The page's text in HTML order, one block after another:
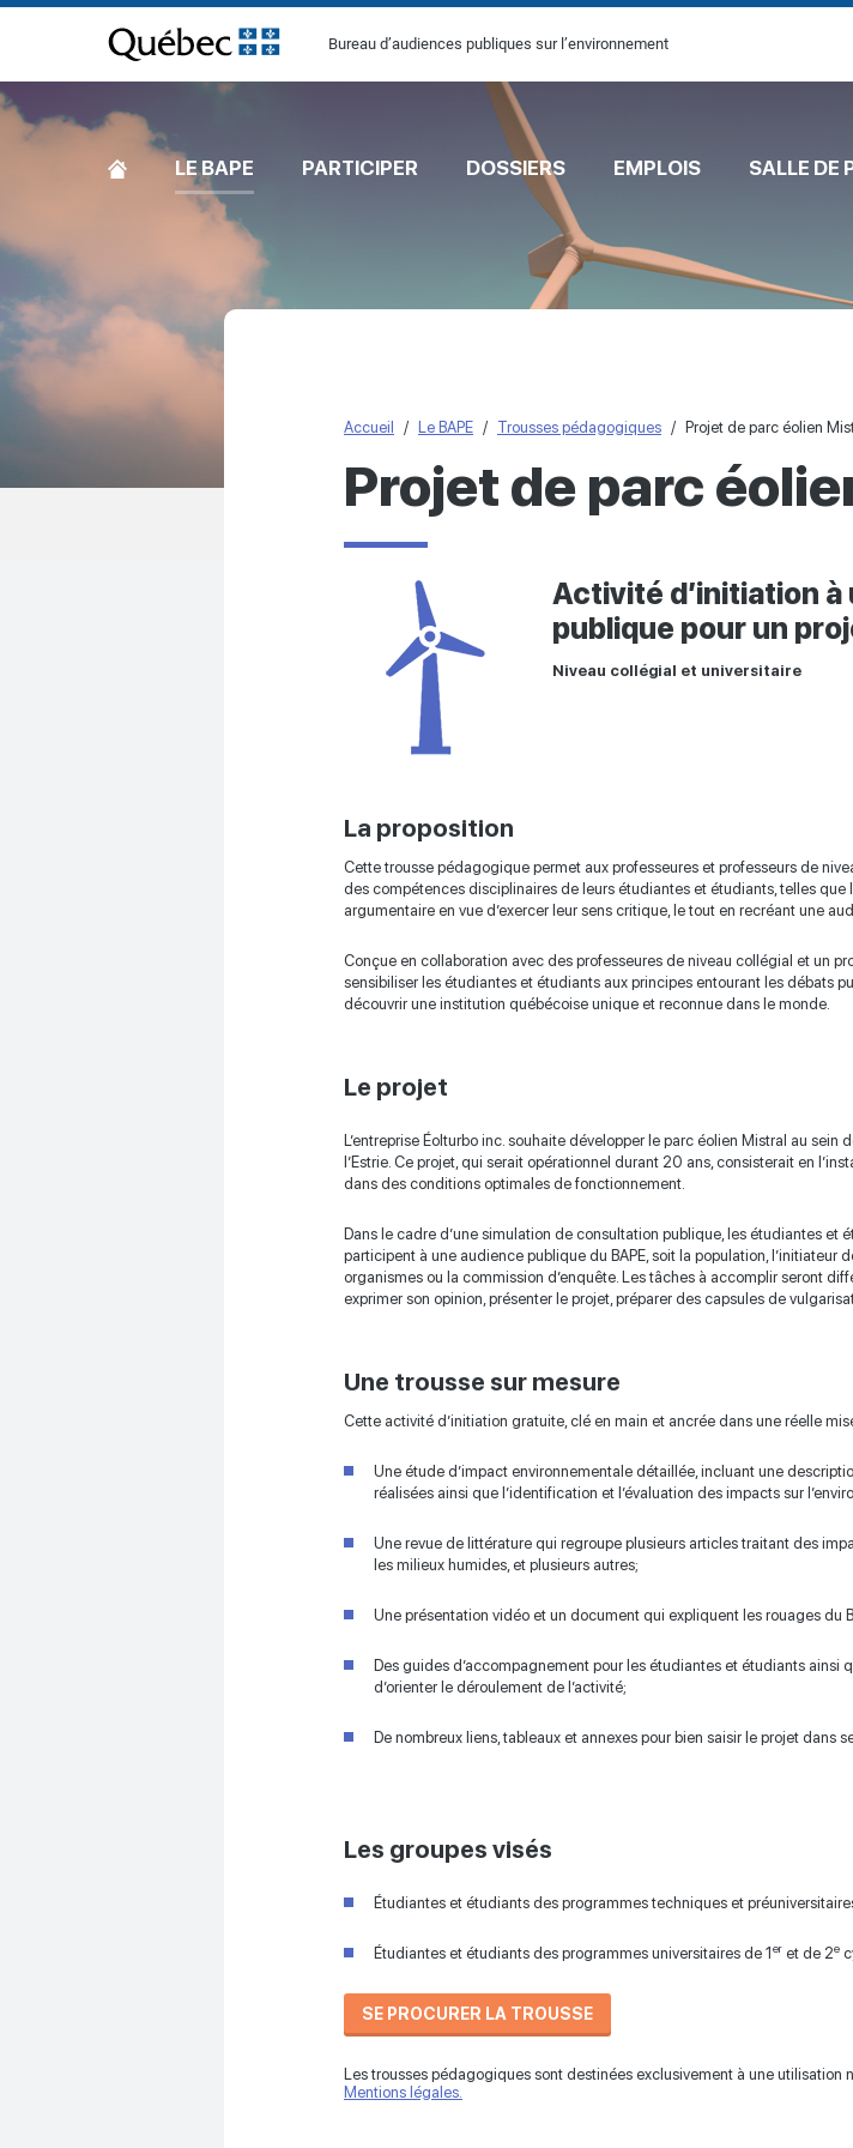
[Common.SkipToContent]
Bureau d’audiences publiques sur l’environnement
ACCUEILLE BAPE PARTICIPER DOSSIERS EMPLOIS SALLE DE
Accueil Le BAPE Trousses pédagogiques Projet de parc éolien
Projet de parc
Activité d’initiation à
publique pour un
Niveau collégial et universitaire
La proposition
Cette trousse pédagogique permet aux professeures et professeurs de
des compétences disciplinaires de leurs étudiantes et étudiants, telles que
argumentaire en vue d’exercer leur sens critique, le tout en recréant une
Conçue en collaboration avec des professeures de niveau collégial et un
sensibiliser les étudiantes et étudiants aux principes entourant les débats
découvrir une institution québécoise unique et reconnue dans le monde.
Le projet
L’entreprise Éolturbo inc. souhaite développer le parc éolien Mistral au
l’Estrie. Ce projet, qui serait opérationnel durant 20 ans, consisterait en
dans des conditions optimales de fonctionnement.
Dans le cadre d’une simulation de consultation publique, les étudiantes et
participent à une audience publique du BAPE, soit la population,
organismes ou la commission d’enquête. Les tâches à accomplir seront
exprimer son opinion, présenter le projet, préparer des capsules de
Une trousse sur mesure
Cette activité d’initiation gratuite, clé en main et ancrée dans une réelle
Une étude d’impact environnementale détaillée, incluant une
réalisées ainsi que l’identification et l’évaluation des impacts sur
Une revue de littérature qui regroupe plusieurs articles traitant des
les milieux humides, et plusieurs autres;
Une présentation vidéo et un document qui expliquent les rouages du
Des guides d’accompagnement pour les étudiantes et étudiants
d’orienter le déroulement de l’activité;
De nombreux liens, tableaux et annexes pour bien saisir le projet dans
Les groupes visés
Étudiantes et étudiants des programmes techniques et
Étudiantes et étudiants des programmes universitaires de 1 er et de 2e
SE PROCURER LA TROUSSE
Les trousses pédagogiques sont destinées exclusivement à une utilisation
Mentions légales.